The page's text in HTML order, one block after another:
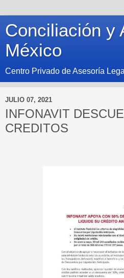
Conciliación y
México
Centro Privado de Asesoría Legal
JULIO 07, 2021
INFONAVIT
CREDITOS